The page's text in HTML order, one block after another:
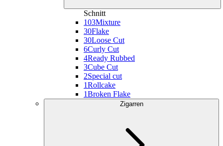
Schnitt
103Mixture
30Flake
30Loose Cut
6Curly Cut
4Ready Rubbed
3Cube Cut
2Special cut
1Rollcake
1Broken Flake
Zigarren